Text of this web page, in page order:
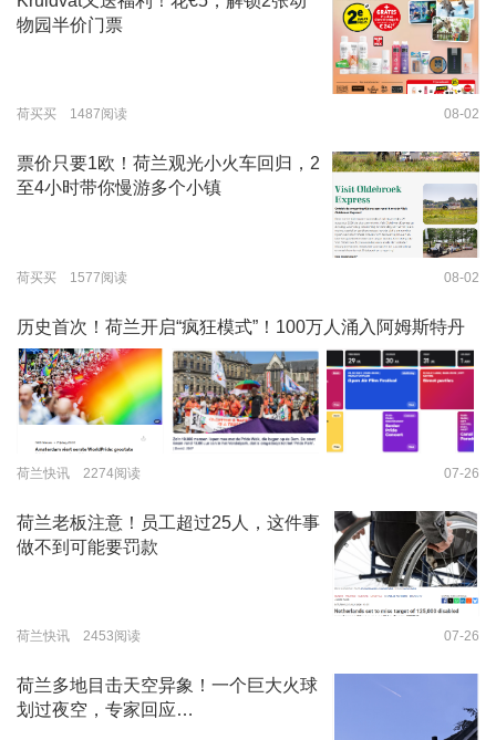
物园半价门票
荷买买 1487阅读 08-02
票价只要1欧！荷兰观光小火车回归，2
至4小时带你慢游多个小镇
荷买买 1577阅读 08-02
历史首次！荷兰开启“疯狂模式”！100万人涌入阿姆斯特丹
荷兰快讯 2274阅读 07-26
荷兰老板注意！员工超过25人，这件事
做不到可能要罚款
荷兰快讯 2453阅读 07-26
荷兰多地目击天空异象！一个巨大火球
划过夜空，专家回应…